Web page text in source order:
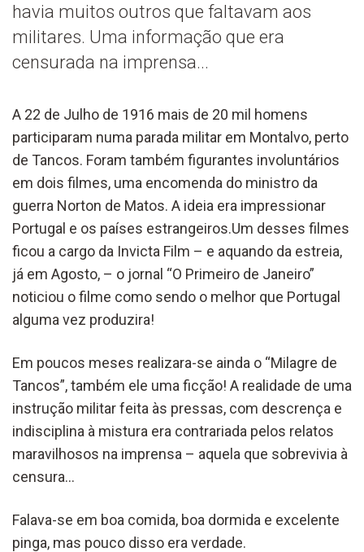
havia muitos outros que faltavam aos
militares. Uma informação que era
censurada na imprensa...
A 22 de Julho de 1916 mais de 20 mil homens
participaram numa parada militar em Montalvo, perto
de Tancos. Foram também figurantes involuntários
em dois filmes, uma encomenda do ministro da
guerra Norton de Matos. A ideia era impressionar
Portugal e os países estrangeiros.Um desses filmes
ficou a cargo da Invicta Film – e aquando da estreia,
já em Agosto, – o jornal “O Primeiro de Janeiro”
noticiou o filme como sendo o melhor que Portugal
alguma vez produzira!
Em poucos meses realizara-se ainda o “Milagre de
Tancos”, também ele uma ficção! A realidade de uma
instrução militar feita às pressas, com descrença e
indisciplina à mistura era contrariada pelos relatos
maravilhosos na imprensa – aquela que sobrevivia à
censura…
Falava-se em boa comida, boa dormida e excelente
pinga, mas pouco disso era verdade.